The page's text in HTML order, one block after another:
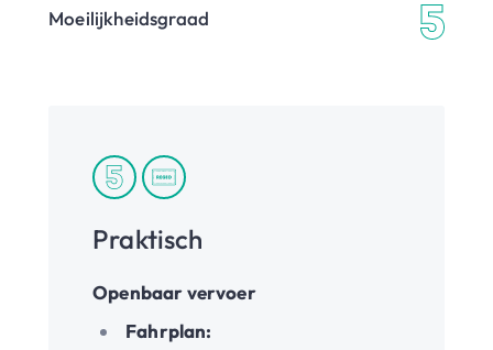
Moeilijkheidsgraad
Praktisch
Openbaar vervoer
Fahrplan: